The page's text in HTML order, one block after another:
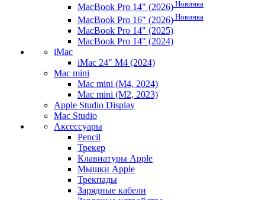
MacBook Pro 14" (2026) Новинка
MacBook Pro 16" (2026) Новинка
MacBook Pro 14" (2025)
MacBook Pro 14" (2024)
iMac
iMac 24" M4 (2024)
Mac mini
Mac mini (M4, 2024)
Mac mini (M2, 2023)
Apple Studio Display
Mac Studio
Аксессуары
Pencil
Трекер
Клавиатуры Apple
Мышки Apple
Трекпады
Зарядные кабели